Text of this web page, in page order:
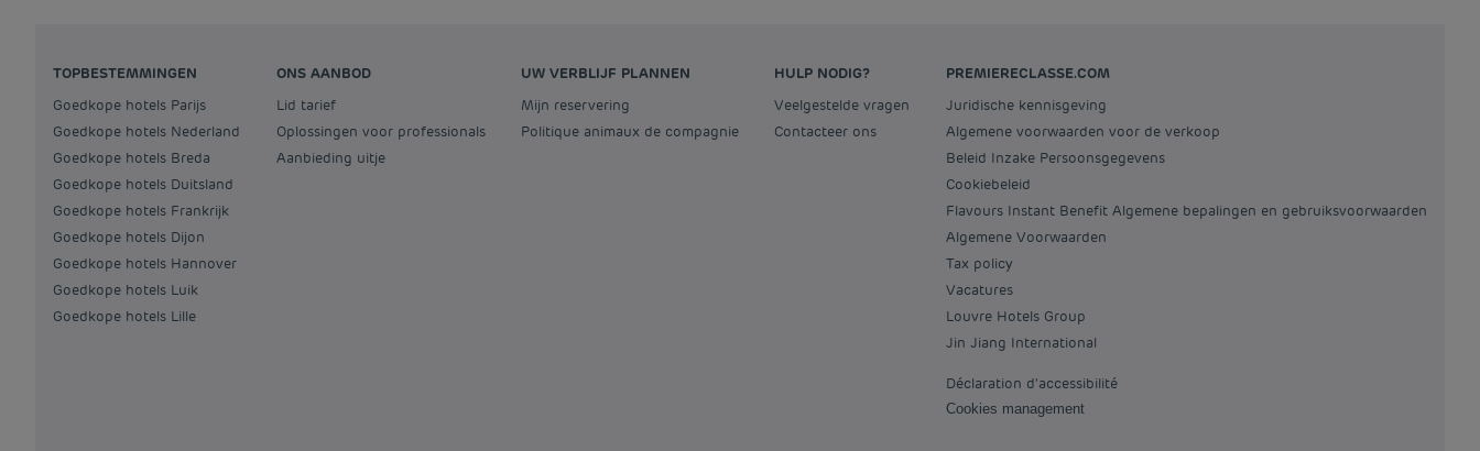
TOPBESTEMMINGEN
Goedkope hotels Parijs
Goedkope hotels Nederland
Goedkope hotels Breda
Goedkope hotels Duitsland
Goedkope hotels Frankrijk
Goedkope hotels Dijon
Goedkope hotels Hannover
Goedkope hotels Luik
Goedkope hotels Lille
ONS AANBOD
Lid tarief
Oplossingen voor professionals
Aanbieding uitje
UW VERBLIJF PLANNEN
Mijn reservering
Politique animaux de compagnie
HULP NODIG?
Veelgestelde vragen
Contacteer ons
PREMIERECLASSE.COM
Juridische kennisgeving
Algemene voorwaarden voor de verkoop
Beleid Inzake Persoonsgegevens
Cookiebeleid
Flavours Instant Benefit Algemene bepalingen en gebruiksvoorwaarden
Algemene Voorwaarden
Tax policy
Vacatures
Louvre Hotels Group
Jin Jiang International
Déclaration d'accessibilité
Cookies management